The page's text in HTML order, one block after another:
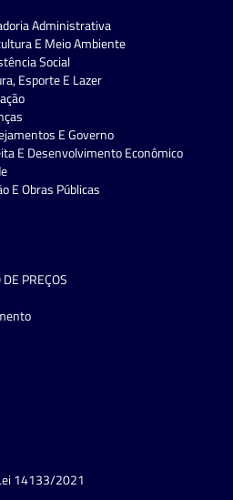
Administrativa
E Meio Ambiente
Social
Esporte E Lazer
E Governo
E Desenvolvimento Econômico
E Obras Públicas
PREÇOS
14133/2021